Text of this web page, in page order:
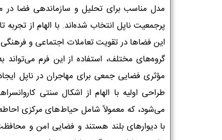
مدل مناسب برای تحلیل و سازماندهی فضا در
پرجمعیت ناپل انتخاب شده‌اند. با الهام از تجربه
این فضاها در تقویت تعاملات اجتماعی و
گروه‌های مختلف، استفاده از این فرم می‌تواند
مؤثری فضایی جمعی برای مهاجران در ناپل
طراحی اولیه با الهام از اشکال سنتی
می‌شود، که معمولاً شامل حیاط‌های مرکزی
با دیوارهای بلند هستند و فضایی امن و